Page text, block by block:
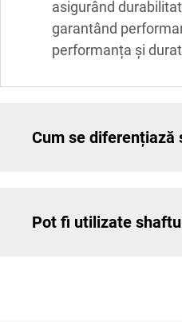
asigurând
garantând
performanța și
Cum se
Pot fi utilizate